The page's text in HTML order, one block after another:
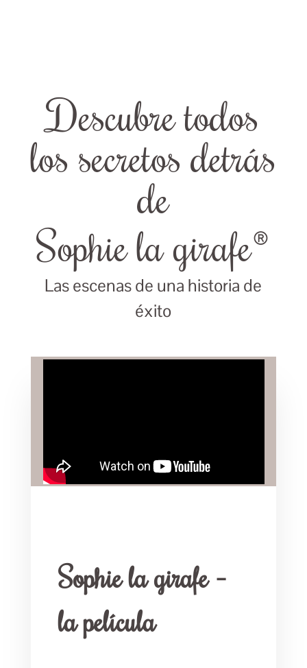
Descubre todos
los secretos detrás
de
Sophie la girafe®
Las escenas de una historia de
éxito
Sophie la girafe –
la película